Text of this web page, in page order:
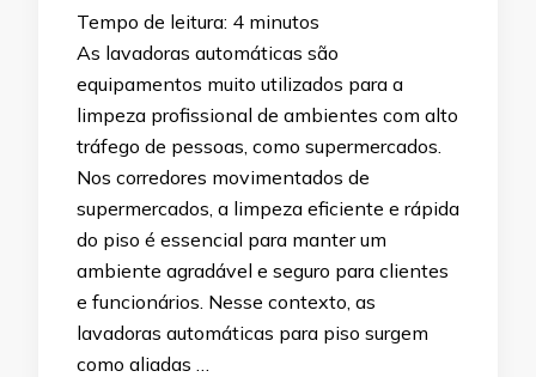
Tempo de leitura: 4 minutos
As lavadoras automáticas são
equipamentos muito utilizados para a
limpeza profissional de ambientes com alto
tráfego de pessoas, como supermercados.
Nos corredores movimentados de
supermercados, a limpeza eficiente e rápida
do piso é essencial para manter um
ambiente agradável e seguro para clientes
e funcionários. Nesse contexto, as
lavadoras automáticas para piso surgem
como aliadas …